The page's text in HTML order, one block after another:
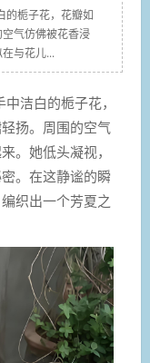
栀子花，花瓣如
气仿佛被花香浸
与花儿...
洁白的栀子花，
扬。周围的空气
。她低头凝视，
。在这静谧的瞬
织出一个芳夏之